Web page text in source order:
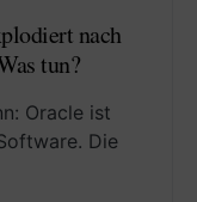
nach
tun?
Oracle ist
Die